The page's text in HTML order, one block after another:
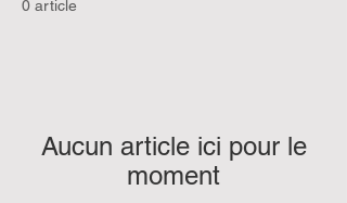
0 article
Aucun article ici pour le
moment